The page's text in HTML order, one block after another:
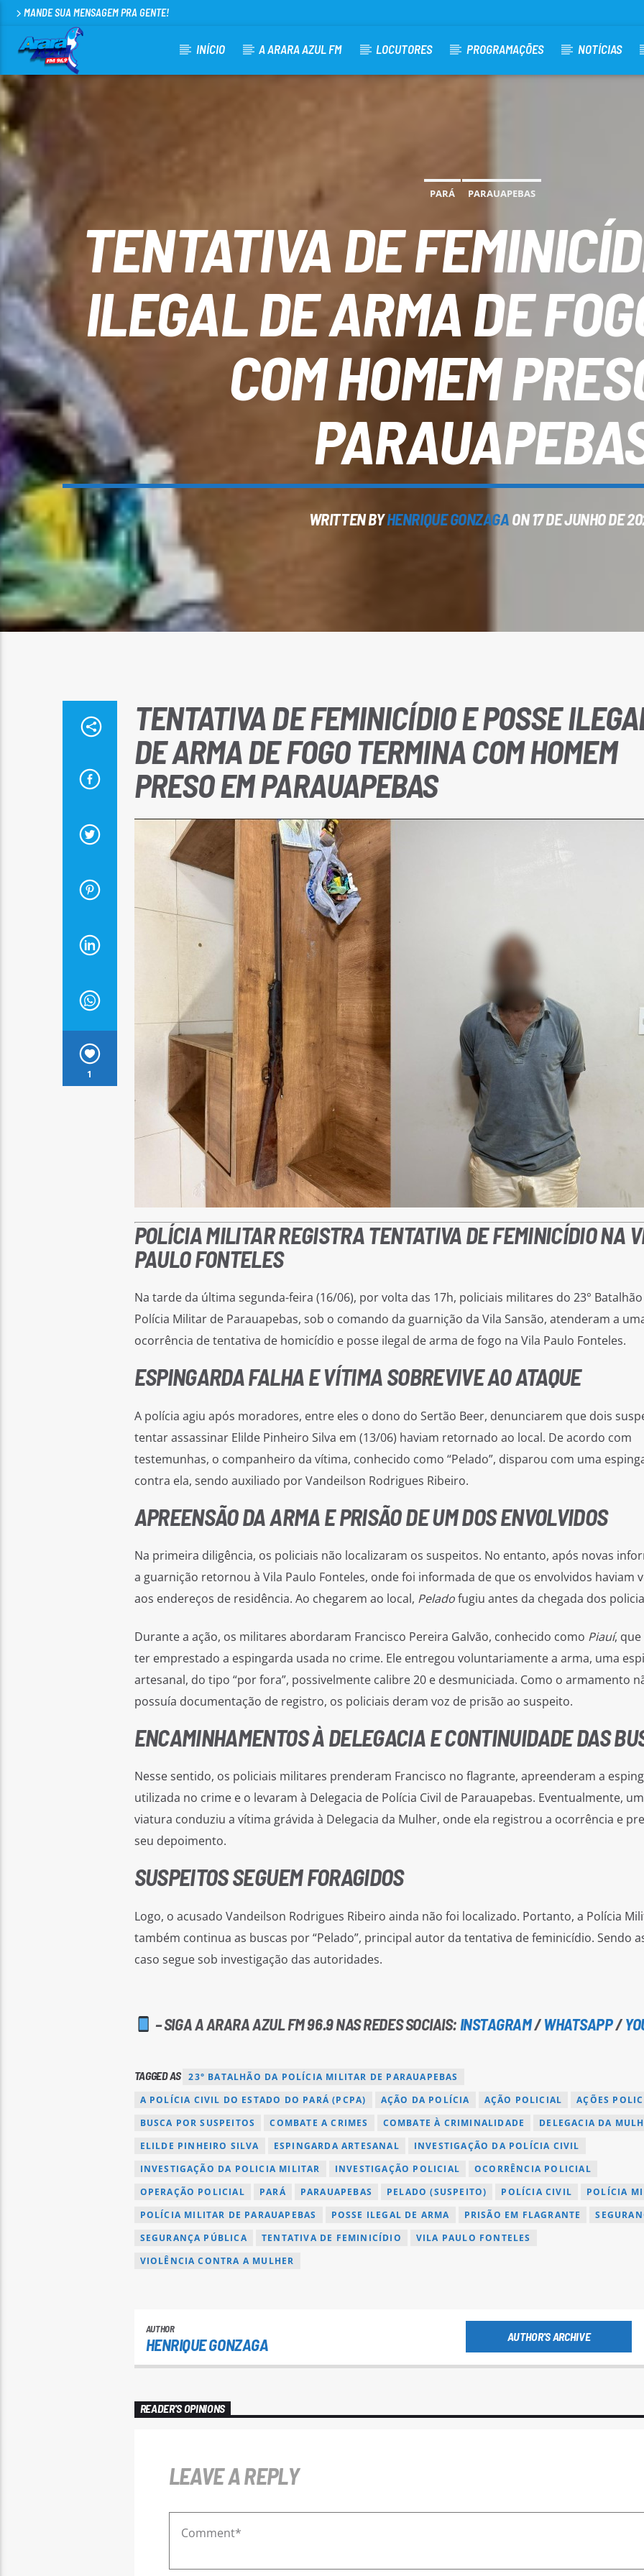
MANDE SUA MENSAGEM PRA GENTE!
INÍCIO A ARARA AZUL FM LOCUTORES PROGRAMAÇÕES NOTÍCIAS
PARÁ PARAUAPEBAS
TENTATIVA DE
ILEGAL DE ARMA DE
COM HOMEM
WRITTEN BYHENRIQUE GONZAGAON 17 DE JUNHO DE
1
TENTATIVA DE FEMINICÍDIO E POSSE
DE ARMA DE FOGO TERMINA COM HOMEM
PRESO EM PARAUAPEBAS
POLÍCIA MILITAR REGISTRA TENTATIVA DE FEMINICÍDIO NA
PAULO FONTELES
Na tarde da última segunda-feira (16/06), por volta das 17h, policiais militares do 23°
Polícia Militar de Parauapebas, sob o comando da guarnição da Vila Sansão, atenderam a
ocorrência de tentativa de homicídio e posse ilegal de arma de fogo na Vila Paulo Fonteles.
ESPINGARDA FALHA E VÍTIMA SOBREVIVE AO ATAQUE
A polícia agiu após moradores, entre eles o dono do Sertão Beer, denunciarem que dois
tentar assassinar Elilde Pinheiro Silva em (13/06) haviam retornado ao local. De acordo com
testemunhas, o companheiro da vítima, conhecido como “Pelado”, disparou com uma
contra ela, sendo auxiliado por Vandeilson Rodrigues Ribeiro.
APREENSÃO DA ARMA E PRISÃO DE UM DOS ENVOLVIDOS
Na primeira diligência, os policiais não localizaram os suspeitos. No entanto, após novas
a guarnição retornou à Vila Paulo Fonteles, onde foi informada de que os envolvidos haviam
aos endereços de residência. Ao chegarem ao local, Peladofugiu antes da chegada dos
Durante a ação, os militares abordaram Francisco Pereira Galvão, conhecido como Piauí,
ter emprestado a espingarda usada no crime. Ele entregou voluntariamente a arma, uma
artesanal, do tipo “por fora”, possivelmente calibre 20 e desmuniciada. Como o armamento
possuía documentação de registro, os policiais deram voz de prisão ao suspeito.
ENCAMINHAMENTOS À DELEGACIA E CONTINUIDADE DAS
Nesse sentido, os policiais militares prenderam Francisco no flagrante, apreenderam a
utilizada no crime e o levaram à Delegacia de Polícia Civil de Parauapebas. Eventualmente,
viatura conduziu a vítima grávida à Delegacia da Mulher, onde ela registrou a ocorrência e
seu depoimento.
SUSPEITOS SEGUEM FORAGIDOS
Logo, o acusado Vandeilson Rodrigues Ribeiro ainda não foi localizado. Portanto, a Polícia
também continua as buscas por “Pelado”, principal autor da tentativa de feminicídio. Sendo
caso segue sob investigação das autoridades.
– SIGA A ARARA AZUL FM 96.9 NAS REDES SOCIAIS: INSTAGRAM/WHATSAPP/
TAGGED AS 23° BATALHÃO DA POLÍCIA MILITAR DE PARAUAPEBAS
A POLÍCIA CIVIL DO ESTADO DO PARÁ (PCPA)
AÇÃO DA POLÍCIA AÇÃO POLICIAL
AÇÕES
BUSCA POR SUSPEITOS
COMBATE A CRIMES COMBATE À CRIMINALIDADE
DELEGACIA DA
ELILDE PINHEIRO SILVA
ESPINGARDA ARTESANAL
INVESTIGAÇÃO DA POLÍCIA CIVIL
INVESTIGAÇÃO DA POLICIA MILITAR
INVESTIGAÇÃO POLICIAL
OCORRÊNCIA POLICIAL
OPERAÇÃO POLICIAL
PARÁ PARAUAPEBAS PELADO (SUSPEITO) POLÍCIA CIVIL
POLÍCIA
POLÍCIA MILITAR DE PARAUAPEBAS
POSSE ILEGAL DE ARMA PRISÃO EM FLAGRANTE
SEGURANÇA PÚBLICA
TENTATIVA DE FEMINICÍDIO
VILA PAULO FONTELES
VIOLÊNCIA CONTRA A MULHER
AUTHOR
HENRIQUE GONZAGA AUTHOR'S ARCHIVE
READER'S OPINIONS
LEAVE A REPLY